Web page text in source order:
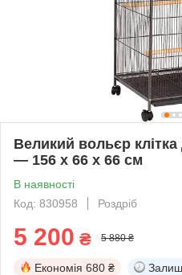
Великий вольєр
— 156 х 66 х 66 см
В наявності
Код: 830958
Роздріб
5 200 ₴ 5 880 ₴
Економія 680 ₴